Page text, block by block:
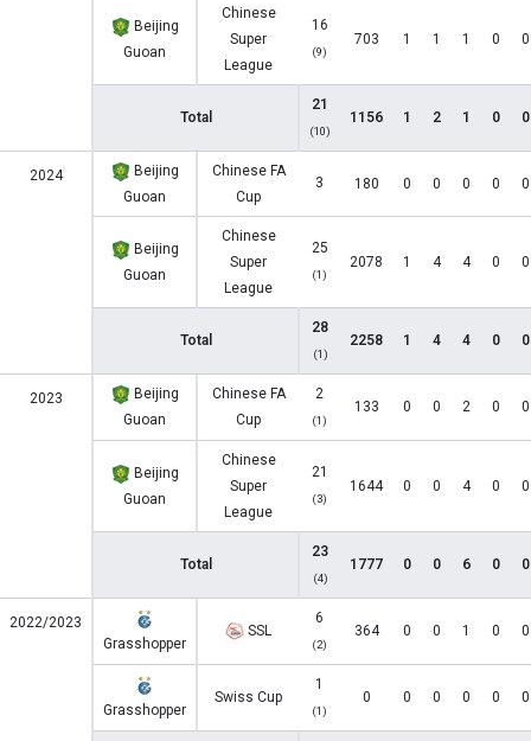
Beijing
Guoan
Chinese
Super
League
16
(9)
703 1 1 1 0 0
Total
21
(10)
1156 1 2 1 0 0
2024
Beijing
Guoan
Chinese FA
Cup
3 180 0 0 0 0 0
Beijing
Guoan
Chinese
Super
League
25
(1)
2078 1 4 4 0 0
Total
28
(1)
2258 1 4 4 0 0
2023
Beijing
Guoan
Chinese FA
Cup
2
(1)
133 0 0 2 0 0
Beijing
Guoan
Chinese
Super
League
21
(3)
1644 0 0 4 0 0
Total
23
(4)
1777 0 0 6 0 0
2022/2023
Grasshopper
SSL
6
(2)
364 0 0 1 0 0
Grasshopper
Swiss Cup
1
(1)
0 0 0 0 0 0